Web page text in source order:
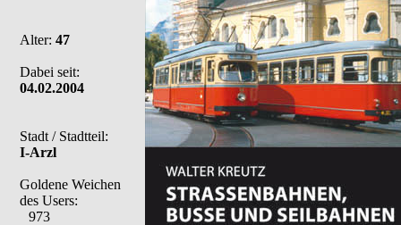
Alter: 47
Dabei seit:
04.02.2004
Stadt / Stadtteil:
I-Arzl
Goldene Weichen
des Users:
973